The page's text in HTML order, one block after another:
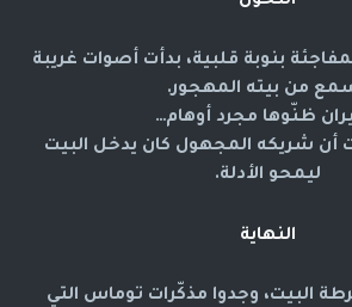
بنوبة قلبية، بدأت أصوات غريبة
من بيته المهجور.
ظنّوها مجرد أوهام…
أن شريكه المجهول كان يدخل البيت
ليمحو الأدلة.
النهاية
البيت، وجدوا مذكّرات توماس التي